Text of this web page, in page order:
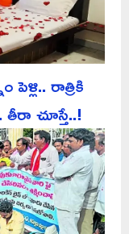
రాత్రికి
తీరా చూస్తే..!